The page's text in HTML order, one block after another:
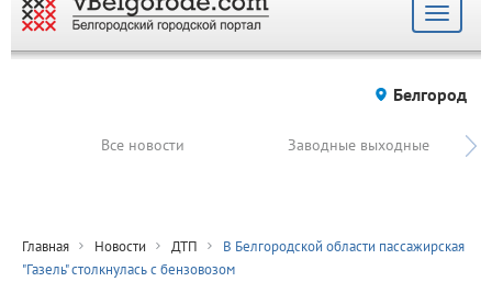
Toggle
Белгород
Все новости Заводные выходные
Главная Новости ДТП
В Белгородской области пассажирская
"Газель" столкнулась с бензовозом